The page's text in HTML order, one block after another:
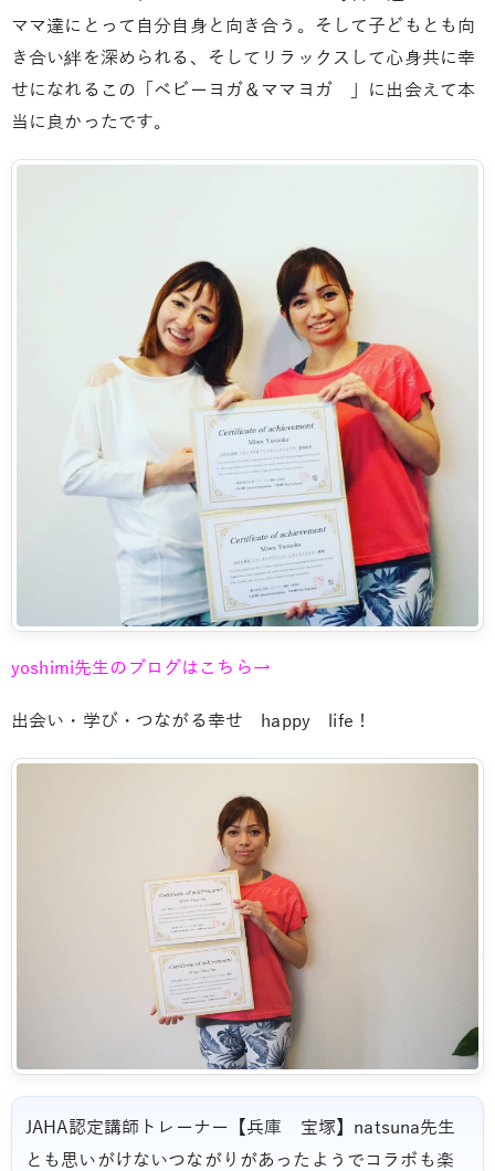
ママ達にとって自分自身と向き合う。そして子どもとも向
き合い絆を深められる、そしてリラックスして心身共に幸
せになれるこの「ベビーヨガ＆ママヨガ 」に出会えて本
当に良かったです。
yoshimi先生のブログはこちら→
出会い・学び・つながる幸せ happy life！
JAHA認定講師トレーナー【兵庫 宝塚】natsuna先生
とも思いがけないつながりがあったようでコラボも楽